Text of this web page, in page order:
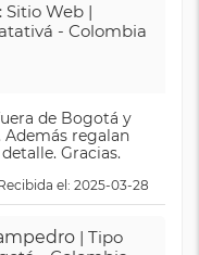
Sitio Web |
- Colombia
de Bogotá y
Además regalan
Gracias.
el: 2025-03-28
| Tipo